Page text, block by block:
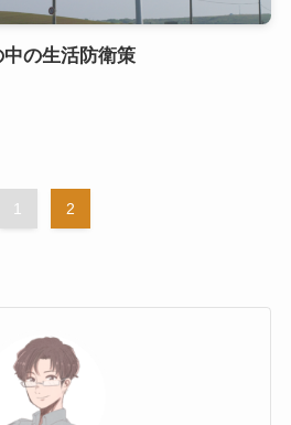
の生活防衛策
1 2